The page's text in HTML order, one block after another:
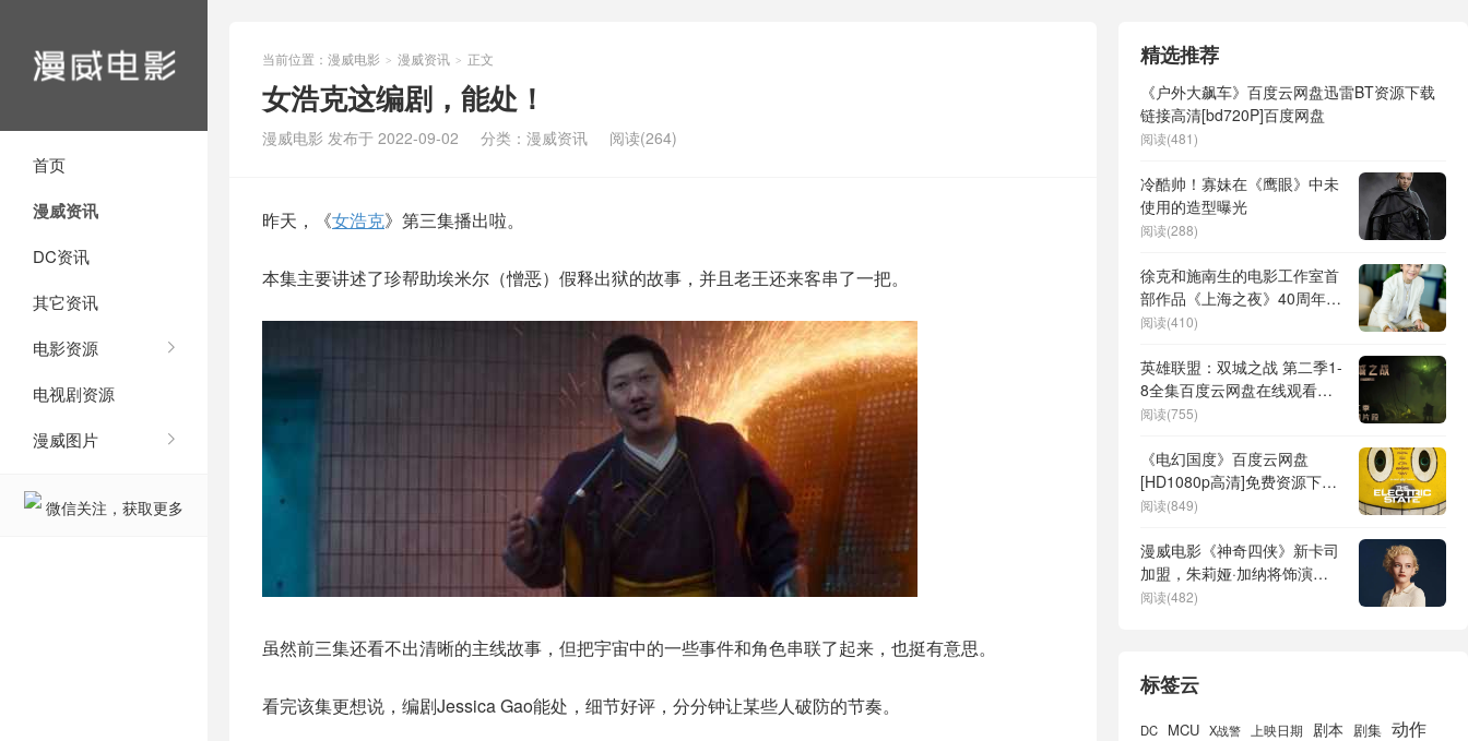
首页
漫威资讯
DC资讯
其它资讯
电影资源
电视剧资源
漫威图片
微信关注，获取更多
当前位置： 漫威电影 > 漫威资讯 > 正文
女浩克这编剧，能处！
漫威电影 发布于 2022-09-02 分类： 漫威资讯 阅读(264)
昨天，《女浩克》第三集播出啦。
本集主要讲述了珍帮助埃米尔（憎恶）假释出狱的故事，并且老王还来客串了一把。
虽然前三集还看不出清晰的主线故事，但把宇宙中的一些事件和角色串联了起来，也挺有意思。
看完该集更想说，编剧Jessica Gao能处，细节好评，分分钟让某些人破防的节奏。
精选推荐
《户外大飙车》百度云网盘迅雷BT资源下载
链接高清[bd720P]百度网盘
阅读(481)
冷酷帅！寡妹在《鹰眼》中未
使用的造型曝光
阅读(288)
徐克和施南生的电影工作室首
部作品《上海之夜》40周年纪
念修复版在戛纳首映啦！
阅读(410)
英雄联盟：双城之战 第二季1-
8全集百度云网盘在线观看中
字高清版【HD1280P-MP4】
阅读(755)
《电幻国度》百度云网盘
[HD1080p高清]免费资源下载
分享
阅读(849)
漫威电影《神奇四侠》新卡司
加盟，朱莉娅·加纳将饰演银
影侠，期待值爆表！
阅读(482)
标签云
DC MCU X战警 上映日期 剧本 剧集 动作